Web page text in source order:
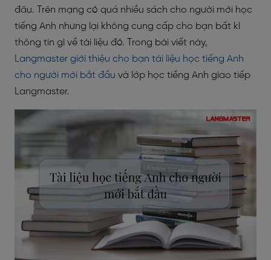
đâu. Trên mạng có quá nhiều sách cho người mới học
tiếng Anh nhưng lại không cung cấp cho bạn bất kì
thông tin gì về tài liệu đó. Trong bài viết này,
Langmaster giới thiệu cho bạn tài liệu học tiếng Anh
cho người mới bắt đầu và lớp học tiếng Anh giao tiếp
Langmaster.